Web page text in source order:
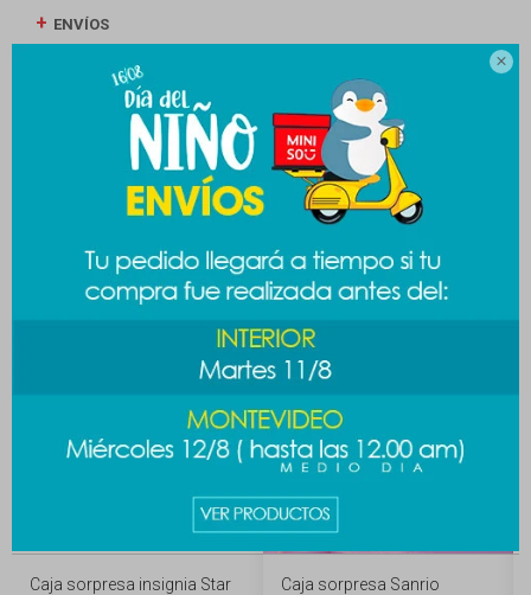

ENVÍOS
CAMBIOS Y DEVOLUCIONES
MEDIOS DE PAGO
Productos que te pueden interesar
Caja sorpresa insignia Star
Caja sorpresa Sanrio